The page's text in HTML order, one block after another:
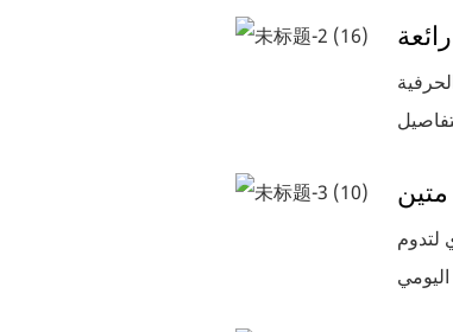
لتدوم